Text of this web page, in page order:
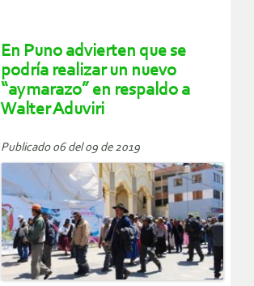
En Puno advierten que se
podría realizar un nuevo
“aymarazo” en respaldo a
Walter Aduviri
Publicado 06 del 09 de 2019